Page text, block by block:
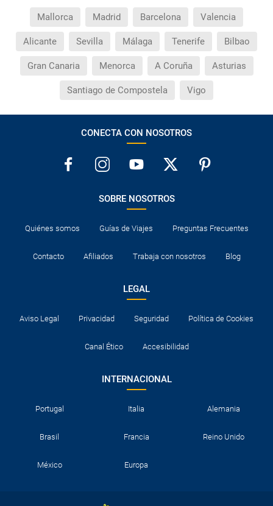
Mallorca Madrid Barcelona Valencia
Alicante Sevilla Málaga Tenerife Bilbao
Gran Canaria Menorca A Coruña Asturias
Santiago de Compostela Vigo
CONECTA CON NOSOTROS
SOBRE NOSOTROS
Quiénes somos Guías de Viajes Preguntas Frecuentes
Contacto Afiliados Trabaja con nosotros Blog
LEGAL
Aviso Legal Privacidad Seguridad Política de Cookies
Canal Ético Accesibilidad
INTERNACIONAL
Portugal Italia Alemania
Brasil Francia Reino Unido
México Europa